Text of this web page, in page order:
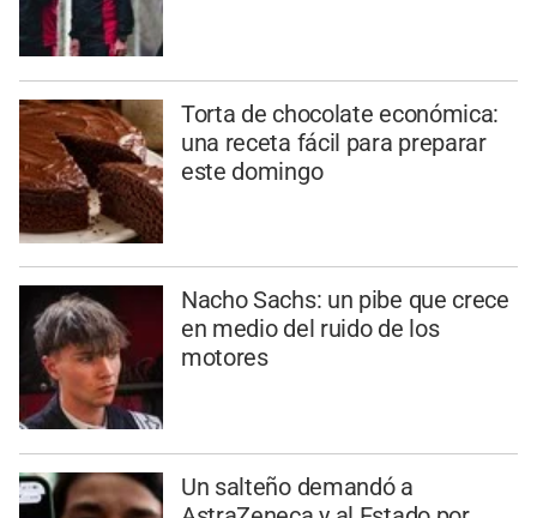
Torta de chocolate económica:
una receta fácil para preparar
este domingo
Nacho Sachs: un pibe que crece
en medio del ruido de los
motores
Un salteño demandó a